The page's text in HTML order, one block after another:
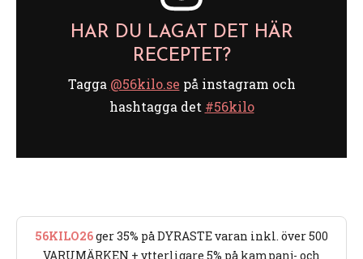
HAR DU LAGAT DET HÄR
RECEPTET?
Tagga @56kilo.se på instagram och
hashtagga det #56kilo
56KILO26ger 35% på DYRASTE varan inkl. över 500
VARUMÄRKEN + ytterligare 5% på kampanj- och